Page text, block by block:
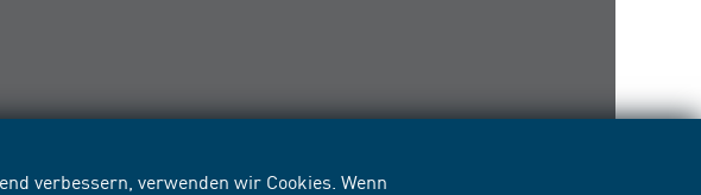
verbessern, verwenden wir Cookies. Wenn